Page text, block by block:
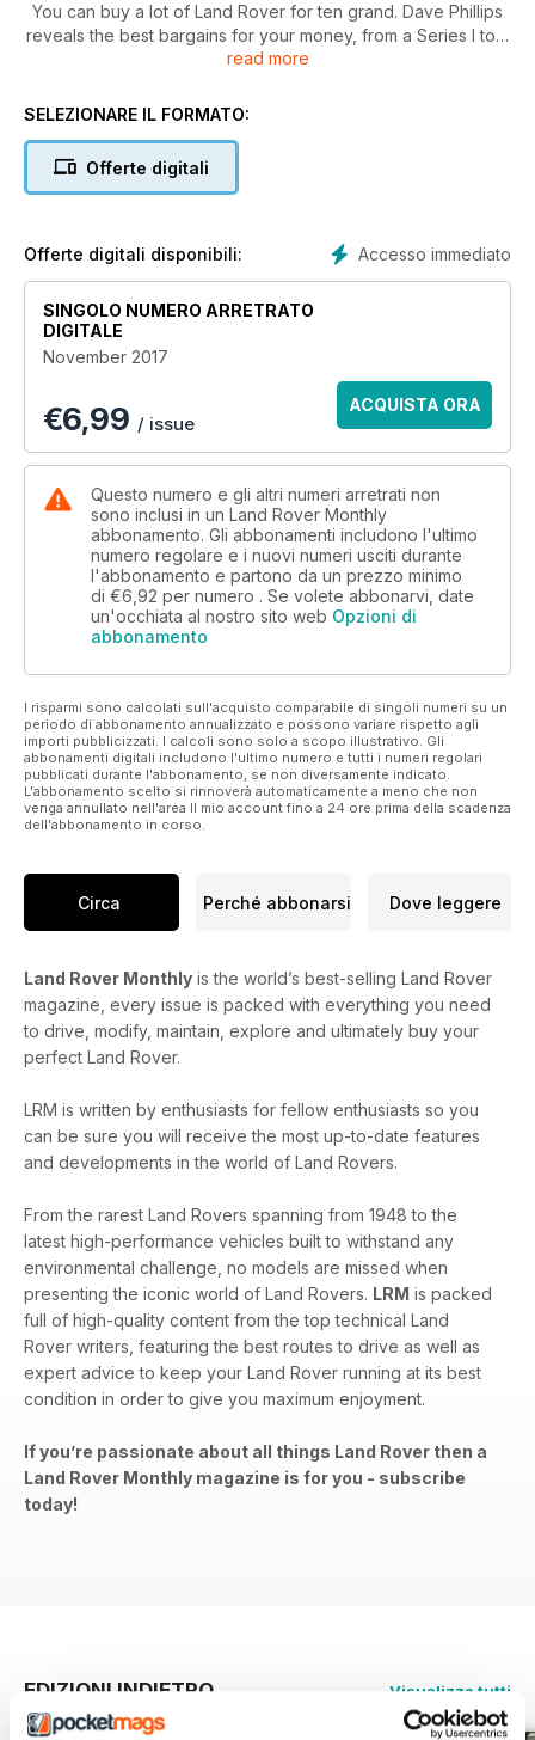
You can buy a lot of Land Rover for ten grand. Dave Phillips
reveals the best bargains for your money, from a Series I to a
Disco 4 and Freelander 2, what can a budget of £10,000 get
read more
SELEZIONARE IL FORMATO:
Offerte digitali
Accesso immediato
Offerte digitali disponibili:
SINGOLO NUMERO ARRETRATO
DIGITALE
November 2017
€6,99 / issue
ACQUISTA ORA
Questo numero e gli altri numeri arretrati non
sono inclusi in un Land Rover Monthly
abbonamento. Gli abbonamenti includono l'ultimo
numero regolare e i nuovi numeri usciti durante
l'abbonamento e partono da un prezzo minimo
di €6,92 per numero . Se volete abbonarvi, date
un'occhiata al nostro sito web Opzioni di
abbonamento
I risparmi sono calcolati sull'acquisto comparabile di singoli numeri su un
periodo di abbonamento annualizzato e possono variare rispetto agli
importi pubblicizzati. I calcoli sono solo a scopo illustrativo. Gli
abbonamenti digitali includono l'ultimo numero e tutti i numeri regolari
pubblicati durante l'abbonamento, se non diversamente indicato.
L'abbonamento scelto si rinnoverà automaticamente a meno che non
venga annullato nell'area Il mio account fino a 24 ore prima della scadenza
dell'abbonamento in corso.
Circa Perché abbonarsi Dove leggere
Land Rover Monthly is the world’s best-selling Land Rover
magazine, every issue is packed with everything you need
to drive, modify, maintain, explore and ultimately buy your
perfect Land Rover.
LRM is written by enthusiasts for fellow enthusiasts so you
can be sure you will receive the most up-to-date features
and developments in the world of Land Rovers.
From the rarest Land Rovers spanning from 1948 to the
latest high-performance vehicles built to withstand any
environmental challenge, no models are missed when
presenting the iconic world of Land Rovers. LRM is packed
full of high-quality content from the top technical Land
Rover writers, featuring the best routes to drive as well as
expert advice to keep your Land Rover running at its best
condition in order to give you maximum enjoyment.
If you’re passionate about all things Land Rover then a
Land Rover Monthly magazine is for you - subscribe
today!
EDIZIONI INDIETRO Visualizza tutti